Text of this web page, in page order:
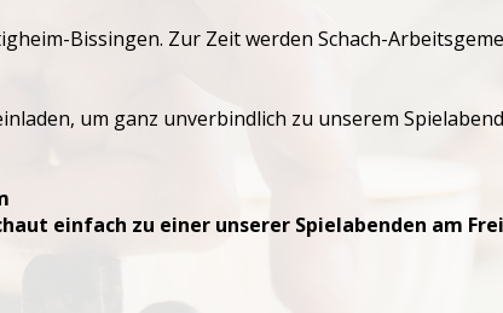
Bissingen. Zur Zeit werden Schach-
um ganz unverbindlich zu unserem
einfach zu einer unserer Spielabenden am